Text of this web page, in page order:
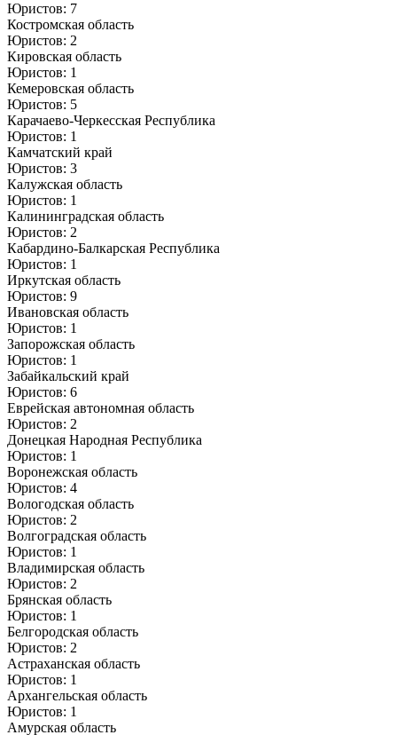
Юристов: 7
Костромская область
Юристов: 2
Кировская область
Юристов: 1
Кемеровская область
Юристов: 5
Карачаево-Черкесская Республика
Юристов: 1
Камчатский край
Юристов: 3
Калужская область
Юристов: 1
Калининградская область
Юристов: 2
Кабардино-Балкарская Республика
Юристов: 1
Иркутская область
Юристов: 9
Ивановская область
Юристов: 1
Запорожская область
Юристов: 1
Забайкальский край
Юристов: 6
Еврейская автономная область
Юристов: 2
Донецкая Народная Республика
Юристов: 1
Воронежская область
Юристов: 4
Вологодская область
Юристов: 2
Волгоградская область
Юристов: 1
Владимирская область
Юристов: 2
Брянская область
Юристов: 1
Белгородская область
Юристов: 2
Астраханская область
Юристов: 1
Архангельская область
Юристов: 1
Амурская область